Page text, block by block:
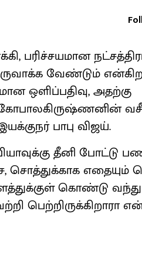
பரிச்சயமான
வேண்டும்
ஒளிப்பதிவு, அதற்கு
கோபாலகிருஷ்ணனின்
பாபு விஜய்.
தீனி போட்டு
எதையும்
கொண்டு வந்து
பெற்றிருக்கிறாரா